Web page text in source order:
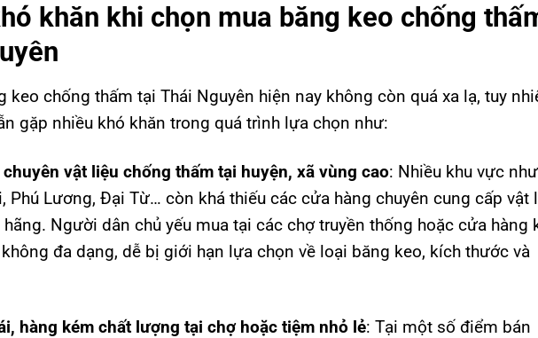
khăn khi chọn mua băng keo chống
keo chống thấm tại Thái Nguyên hiện nay không còn quá xa lạ, tuy
gặp nhiều khó khăn trong quá trình lựa chọn như:
vật liệu chống thấm tại huyện, xã vùng cao: Nhiều khu vực như
Phú Lương, Đại Từ… còn khá thiếu các cửa hàng chuyên cung cấp vật
Người dân chủ yếu mua tại các chợ truyền thống hoặc cửa hàng
đa dạng, dễ bị giới hạn lựa chọn về loại băng keo, kích thước và
hàng kém chất lượng tại chợ hoặc tiệm nhỏ lẻ: Tại một số điểm bán